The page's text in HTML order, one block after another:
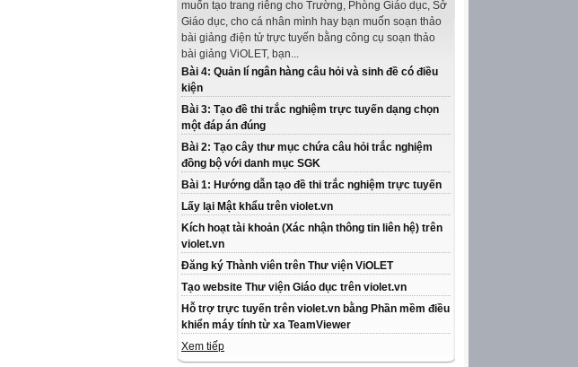
muốn tạo trang riêng cho Trường, Phòng Giáo dục, Sở
Giáo dục, cho cá nhân mình hay bạn muốn soạn thảo
bài giảng điện tử trực tuyến bằng công cụ soạn thảo
bài giảng ViOLET, bạn...
Bài 4: Quản lí ngân hàng câu hỏi và sinh đề có điều
kiện
Bài 3: Tạo đề thi trắc nghiệm trực tuyến dạng chọn
một đáp án đúng
Bài 2: Tạo cây thư mục chứa câu hỏi trắc nghiệm
đồng bộ với danh mục SGK
Bài 1: Hướng dẫn tạo đề thi trắc nghiệm trực tuyến
Lấy lại Mật khẩu trên violet.vn
Kích hoạt tài khoản (Xác nhận thông tin liên hệ) trên
violet.vn
Đăng ký Thành viên trên Thư viện ViOLET
Tạo website Thư viện Giáo dục trên violet.vn
Hỗ trợ trực tuyến trên violet.vn bằng Phần mềm điều
khiển máy tính từ xa TeamViewer
Xem tiếp